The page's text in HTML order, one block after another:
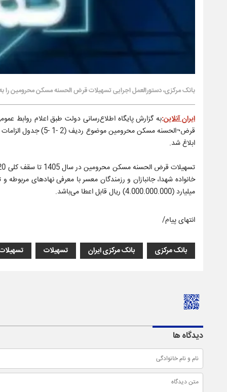
بانک مرکزی، دستورالعمل اجرایی تسهیلات قرض الحسنه مسکن محرومین را به ۸ بانک عامل ملی ایران، سپه، کشاورزی، صادرات ایران، تجارت، ملت، رفاه کارگران و پارسیان ابلاغ
ایران آنلاین:
ابلاغ شد.
خانواده شهدا، جانبازان و رزمندگان معسر با معرفی نهادهای مربوطه
میلیارد (4.000.000.000) ریال قابل اعطا می‌باشد.
انتهای پیام/
بانک مرکزی بانک مرکزی ایران تسهیلات
دیدگاه ها